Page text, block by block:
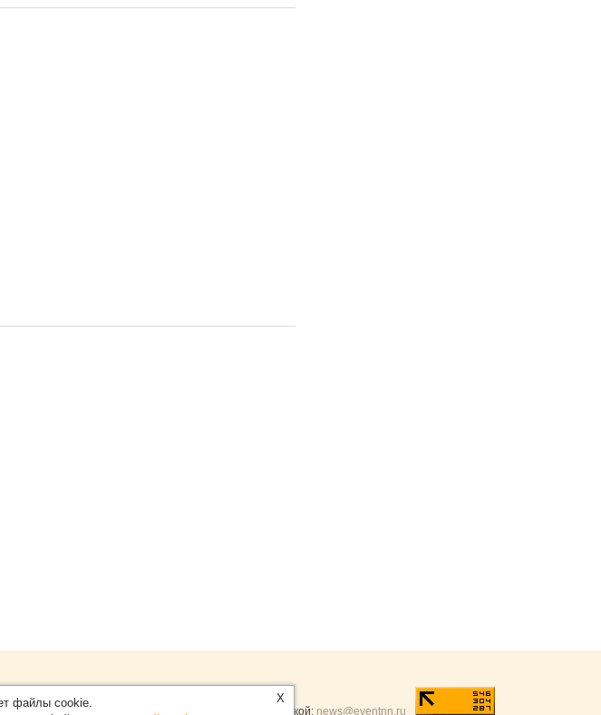
Обращайтесь на портал
С новостями, пресс-релизами и разумной критикой: news@eventnn.ru
X
файлы cookie.